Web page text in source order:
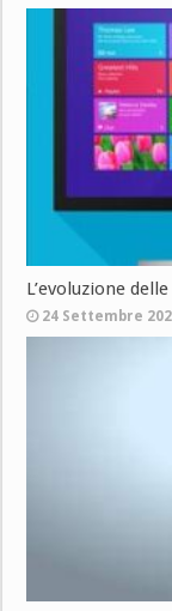
L’evoluzione
24 Settembre